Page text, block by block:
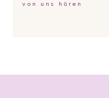
von uns hören